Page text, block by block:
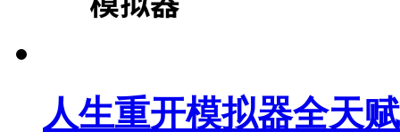
人生重开模拟器全天